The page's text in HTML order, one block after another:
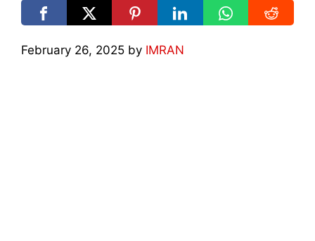
February 26, 2025 by IMRAN